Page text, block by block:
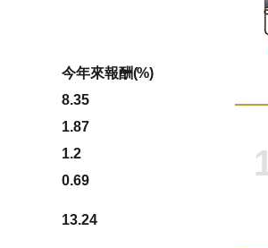
今年來報酬(%)
8.35
1.87
1.2
0.69
13.24